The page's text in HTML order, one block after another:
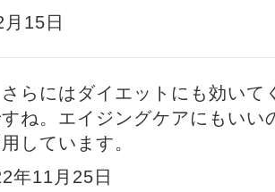
15日
らにはダイエットにも効いて
ね。エイジングケアにもいい
しています。
年11月25日